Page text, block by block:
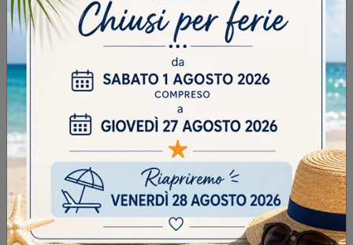
SFOGLIA I NOSTRI CATALOGHI
INVIA